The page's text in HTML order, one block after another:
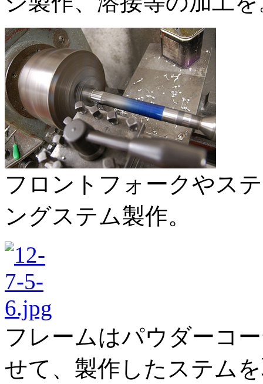
フロントフォークやス
ングステム製作。
フレームはパウダーコ
せて、製作したステム